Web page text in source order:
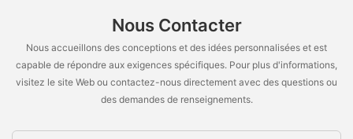
Nous Contacter
Nous accueillons des conceptions et des idées personnalisées et est
capable de répondre aux exigences spécifiques. Pour plus d'informations,
visitez le site Web ou contactez-nous directement avec des questions ou
des demandes de renseignements.